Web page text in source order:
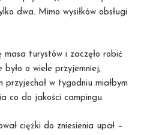
dwa. Mimo wysiłków obsługi
masa turystów i zaczęło robić
było o wiele przyjemniej;
w tygodniu miałbym
co do jakości campingu.
ciężki do zniesienia upał –